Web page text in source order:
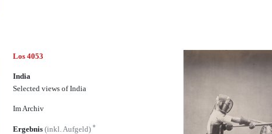
Los 4053
India
Selected views of India
Im Archiv
Ergebnis(inkl. Aufgeld)*